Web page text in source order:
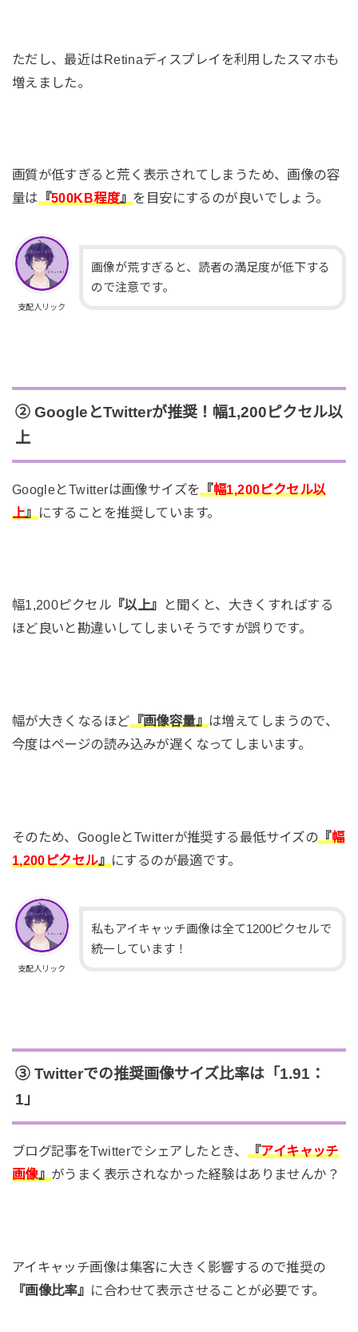
ただし、最近はRetinaディスプレイを利用したスマホも
増えました。
画質が低すぎると荒く表示されてしまうため、画像の容
量は『500KB程度』を目安にするのが良いでしょう。
支配人リック
画像が荒すぎると、読者の満足度が低下する
ので注意です。
② GoogleとTwitterが推奨！幅1,200ピクセル以
上
GoogleとTwitterは画像サイズを『幅1,200ピクセル以
上』にすることを推奨しています。
幅1,200ピクセル『以上』
と聞くと、大きくすればする
ほど良いと勘違いしてしまいそうですが誤りです。
幅が大きくなるほど『画像容量』は増えてしまうので、
今度はページの読み込みが遅くなってしまいます。
そのため、GoogleとTwitterが推奨する最低サイズの『幅
1,200ピクセル』にするのが最適です。
支配人リック
私もアイキャッチ画像は全て1200ピクセルで
統一しています！
③ Twitterでの推奨画像サイズ比率は「1.91：
1」
ブログ記事をTwitterでシェアしたとき、 『アイキャッチ
画像』がうまく表示されなかった経験はありませんか？
アイキャッチ画像は集客に大きく影響するので推奨の
『画像比率』 に合わせて表示させることが必要です。